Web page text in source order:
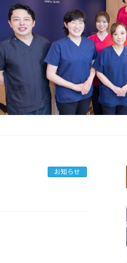
お知らせ